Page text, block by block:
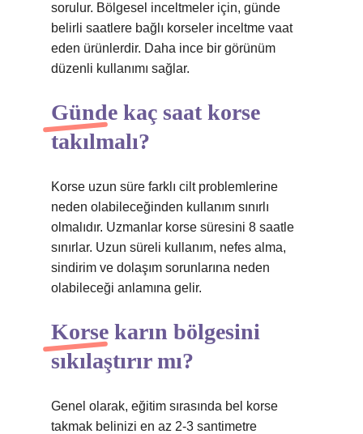
sorulur. Bölgesel inceltmeler için, günde
belirli saatlere bağlı korseler inceltme vaat
eden ürünlerdir. Daha ince bir görünüm
düzenli kullanımı sağlar.
Günde kaç saat korse
takılmalı?
Korse uzun süre farklı cilt problemlerine
neden olabileceğinden kullanım sınırlı
olmalıdır. Uzmanlar korse süresini 8 saatle
sınırlar. Uzun süreli kullanım, nefes alma,
sindirim ve dolaşım sorunlarına neden
olabileceği anlamına gelir.
Korse karın bölgesini
sıkılaştırır mı?
Genel olarak, eğitim sırasında bel korse
takmak belinizi en az 2-3 santimetre